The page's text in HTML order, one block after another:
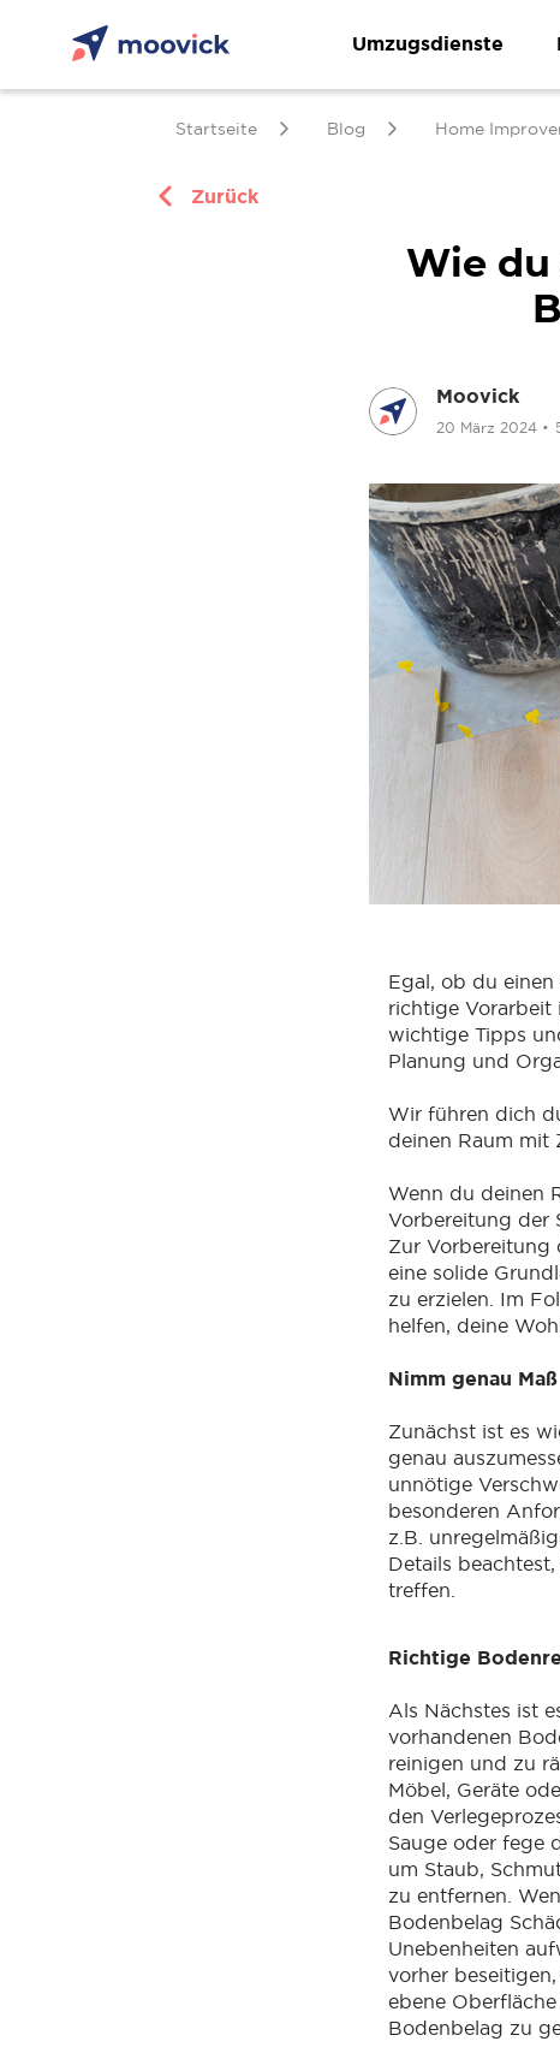
Umzugsdienste
Startseite Blog Home
Zurück
Wie du
Moovick
20 März 2024 •
Egal, ob du
richtige Vorarbeit
wichtige Tipps
Planung und
Wir führen dich
deinen Raum mit
Wenn du deinen
Vorbereitung der
Zur Vorbereitung
eine solide
zu erzielen. Im
helfen, deine
Nimm genau Maß
Zunächst ist es
genau
unnötige
besonderen
z.B.
Details
treffen.
Richtige
Als Nächstes ist
vorhandenen
reinigen und zu
Möbel, Geräte
den
Sauge oder fege
um Staub,
zu entfernen.
Bodenbelag
Unebenheiten
vorher
ebene
Bodenbelag zu